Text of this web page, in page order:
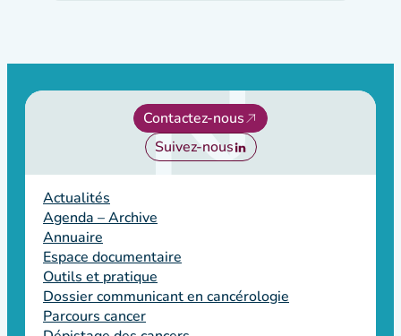
Contactez-nous
Suivez-nous
Actualités
Agenda – Archive
Annuaire
Espace documentaire
Outils et pratique
Dossier communicant en cancérologie
Parcours cancer